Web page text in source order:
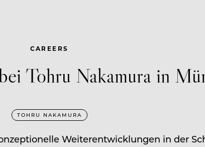
CAREERS
Tohru Nakamura in
TOHRU NAKAMURA
Weiterentwicklungen in der